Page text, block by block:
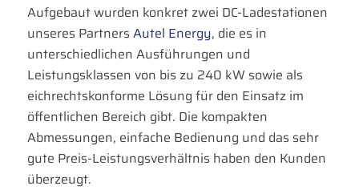
Aufgebaut wurden konkret zwei DC-Ladestationen
unseres Partners Autel Energy, die es in
unterschiedlichen Ausführungen und
Leistungsklassen von bis zu 240 kW sowie als
eichrechtskonforme Lösung für den Einsatz im
öffentlichen Bereich gibt. Die kompakten
Abmessungen, einfache Bedienung und das sehr
gute Preis-Leistungsverhältnis haben den Kunden
überzeugt.